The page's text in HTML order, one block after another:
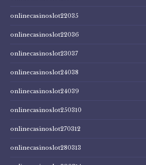
onlinecasinoslot22035
onlinecasinoslot22036
onlinecasinoslot23037
onlinecasinoslot24038
onlinecasinoslot24039
onlinecasinoslot250310
onlinecasinoslot270312
onlinecasinoslot280313